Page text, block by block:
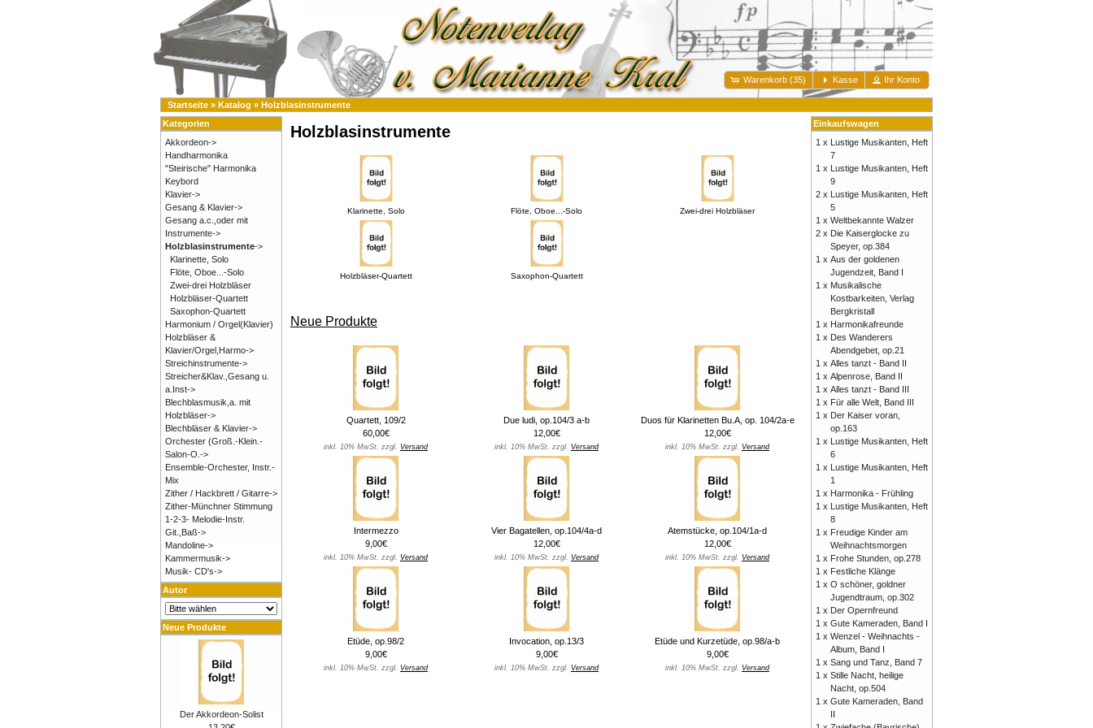
Warenkorb (35) Kasse Ihr Konto
Startseite » Katalog » Holzblasinstrumente
Holzblasinstrumente
Klarinette, Solo Flöte, Oboe...-Solo Zwei-drei Holzbläser
Holzbläser-Quartett Saxophon-Quartett
Neue Produkte
Quartett, 109/2
60,00€
inkl. 10% MwSt. zzgl. Versand
Due ludi, op.104/3 a-b
12,00€
inkl. 10% MwSt. zzgl. Versand
Duos für Klarinetten Bu.A, op. 104/2a-e
12,00€
inkl. 10% MwSt. zzgl. Versand
Intermezzo
9,00€
inkl. 10% MwSt. zzgl. Versand
Vier Bagatellen, op.104/4a-d
12,00€
inkl. 10% MwSt. zzgl. Versand
Atemstücke, op.104/1a-d
12,00€
inkl. 10% MwSt. zzgl. Versand
Etüde, op.98/2
9,00€
inkl. 10% MwSt. zzgl. Versand
Invocation, op.13/3
9,00€
inkl. 10% MwSt. zzgl. Versand
Etüde und Kurzetüde, op.98/a-b
9,00€
inkl. 10% MwSt. zzgl. Versand
Kategorien
Akkordeon->
Handharmonika
"Steirische" Harmonika
Keybord
Klavier->
Gesang & Klavier->
Gesang a.c.,oder mit
Instrumente->
Holzblasinstrumente->
Klarinette, Solo
Flöte, Oboe...-Solo
Zwei-drei Holzbläser
Holzbläser-Quartett
Saxophon-Quartett
Harmonium / Orgel(Klavier)
Holzbläser &
Klavier/Orgel,Harmo->
Streichinstrumente->
Streicher&Klav.,Gesang u.
a.Inst->
Blechblasmusik,a. mit
Holzbläser->
Blechbläser & Klavier->
Orchester (Groß.-Klein.-
Salon-O.->
Ensemble-Orchester, Instr.-
Mix
Zither / Hackbrett / Gitarre->
Zither-Münchner Stimmung
1-2-3- Melodie-Instr.
Git.,Baß->
Mandoline->
Kammermusik->
Musik- CD's->
Autor
Neue Produkte
Der Akkordeon-Solist
Einkaufswagen
1 x Lustige Musikanten, Heft
7
1 x Lustige Musikanten, Heft
9
2 x Lustige Musikanten, Heft
5
1 x Weltbekannte Walzer
2 x Die Kaiserglocke zu
Speyer, op.384
1 x Aus der goldenen
Jugendzeit, Band I
1 x Musikalische
Kostbarkeiten, Verlag
Bergkristall
1 x Harmonikafreunde
1 x Des Wanderers
Abendgebet, op.21
1 x Alles tanzt - Band II
1 x Alpenrose, Band II
1 x Alles tanzt - Band III
1 x Für alle Welt, Band III
1 x Der Kaiser voran,
op.163
1 x Lustige Musikanten, Heft
6
1 x Lustige Musikanten, Heft
1
1 x Harmonika - Frühling
1 x Lustige Musikanten, Heft
8
1 x Freudige Kinder am
Weihnachtsmorgen
1 x Frohe Stunden, op.278
1 x Festliche Klänge
1 x O schöner, goldner
Jugendtraum, op.302
1 x Der Opernfreund
1 x Gute Kameraden, Band I
1 x Wenzel - Weihnachts -
Album, Band I
1 x Sang und Tanz, Band 7
1 x Stille Nacht, heilige
Nacht, op.504
1 x Gute Kameraden, Band
II